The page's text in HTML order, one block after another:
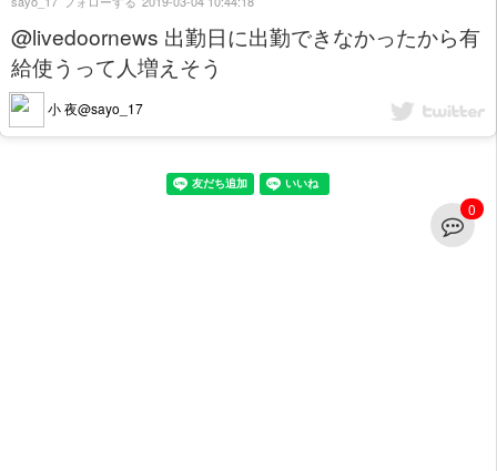
@livedoornews 出勤日に出勤できなかったから有
給使うって人増えそう
小 夜@sayo_17
0